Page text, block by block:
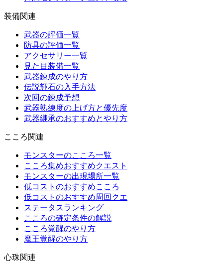
装備関連
武器の評価一覧
防具の評価一覧
アクセサリー一覧
見た目装備一覧
武器錬成のやり方
伝説輝石の入手方法
次回の錬成予想
武器熟練度の上げ方と優先度
武器継承のおすすめとやり方
こころ関連
モンスターのこころ一覧
こころ集めおすすめクエスト
モンスターの出現場所一覧
低コストのおすすめこころ
低コストのおすすめ周回クエ
ステータスランキング
こころの確定条件の解説
こころ覚醒のやり方
魔王覚醒のやり方
心珠関連